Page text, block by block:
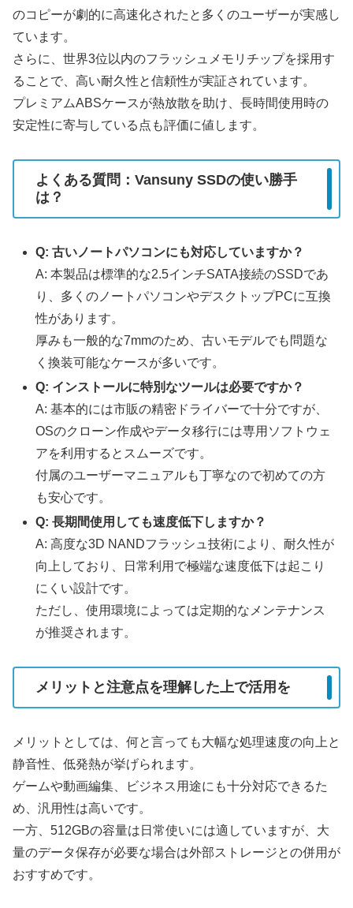
のコピーが劇的に高速化されたと多くのユーザーが実感し
ています。
さらに、世界3位以内のフラッシュメモリチップを採用す
ることで、高い耐久性と信頼性が実証されています。
プレミアムABSケースが熱放散を助け、長時間使用時の
安定性に寄与している点も評価に値します。
よくある質問：Vansuny SSDの使い勝手
は？
Q: 古いノートパソコンにも対応していますか？
A: 本製品は標準的な2.5インチSATA接続のSSDであ
り、多くのノートパソコンやデスクトップPCに互換
性があります。
厚みも一般的な7mmのため、古いモデルでも問題な
く換装可能なケースが多いです。
Q: インストールに特別なツールは必要ですか？
A: 基本的には市販の精密ドライバーで十分ですが、
OSのクローン作成やデータ移行には専用ソフトウェ
アを利用するとスムーズです。
付属のユーザーマニュアルも丁寧なので初めての方
も安心です。
Q: 長期間使用しても速度低下しますか？
A: 高度な3D NANDフラッシュ技術により、耐久性が
向上しており、日常利用で極端な速度低下は起こり
にくい設計です。
ただし、使用環境によっては定期的なメンテナンス
が推奨されます。
メリットと注意点を理解した上で活用を
メリットとしては、何と言っても大幅な処理速度の向上と
静音性、低発熱が挙げられます。
ゲームや動画編集、ビジネス用途にも十分対応できるた
め、汎用性は高いです。
一方、512GBの容量は日常使いには適していますが、大
量のデータ保存が必要な場合は外部ストレージとの併用が
おすすめです。